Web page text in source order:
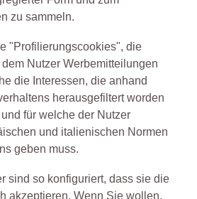
zu sammeln.
"Profilierungscookies", die
Nutzer Werbemitteilungen
die Interessen, die anhand
herausgefiltert worden
für welche der Nutzer
und italienischen Normen
geben muss.
sind so konfiguriert, dass sie die
akzeptieren. Wenn Sie wollen,